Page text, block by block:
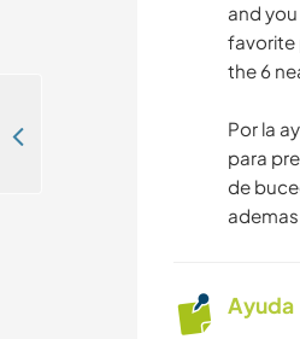
and
favorite
the 6
Por la
para
de
Ayuda